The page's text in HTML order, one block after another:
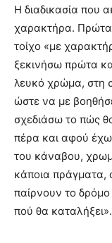
Η διαδικασία που
χαρακτήρα. Πρώτα
τοίχο «με
ξεκινήσω πρώτα
λευκό χρώμα, στη
ώστε να με
σχεδιάσω το πώς
πέρα και αφού έχω
του κάναβου,
κάποια πράγματα,
παίρνουν το
πού θα καταλήξει».